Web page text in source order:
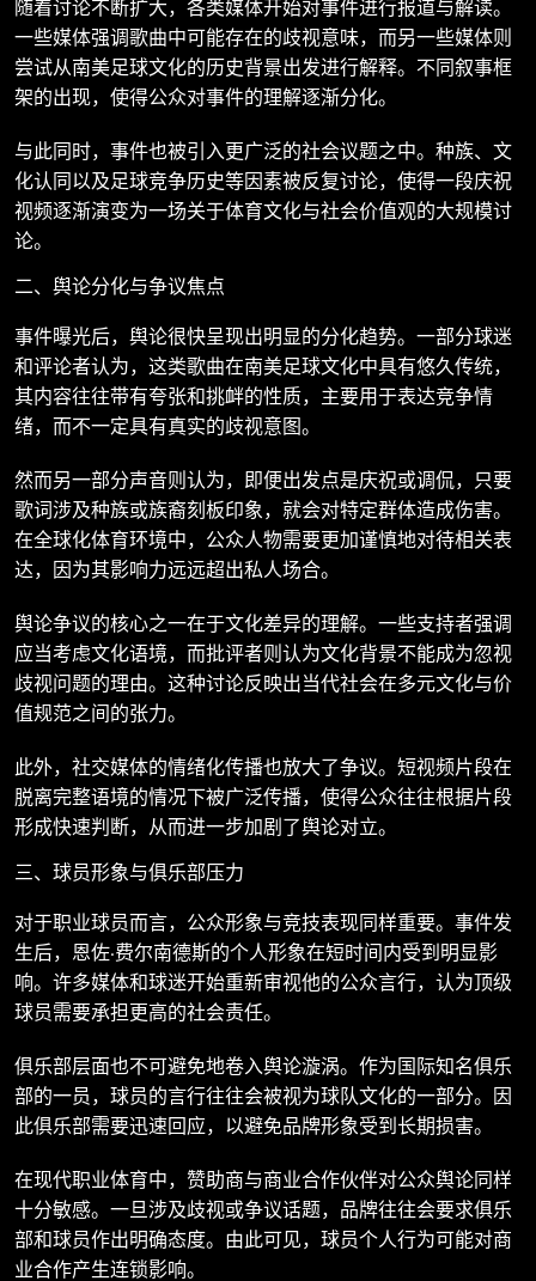
随着讨论不断扩大，各类媒体开始对事件进行报道与解读。
一些媒体强调歌曲中可能存在的歧视意味，而另一些媒体则
尝试从南美足球文化的历史背景出发进行解释。不同叙事框
架的出现，使得公众对事件的理解逐渐分化。
与此同时，事件也被引入更广泛的社会议题之中。种族、文
化认同以及足球竞争历史等因素被反复讨论，使得一段庆祝
视频逐渐演变为一场关于体育文化与社会价值观的大规模讨
论。
二、舆论分化与争议焦点
事件曝光后，舆论很快呈现出明显的分化趋势。一部分球迷
和评论者认为，这类歌曲在南美足球文化中具有悠久传统，
其内容往往带有夸张和挑衅的性质，主要用于表达竞争情
绪，而不一定具有真实的歧视意图。
然而另一部分声音则认为，即便出发点是庆祝或调侃，只要
歌词涉及种族或族裔刻板印象，就会对特定群体造成伤害。
在全球化体育环境中，公众人物需要更加谨慎地对待相关表
达，因为其影响力远远超出私人场合。
舆论争议的核心之一在于文化差异的理解。一些支持者强调
应当考虑文化语境，而批评者则认为文化背景不能成为忽视
歧视问题的理由。这种讨论反映出当代社会在多元文化与价
值规范之间的张力。
此外，社交媒体的情绪化传播也放大了争议。短视频片段在
脱离完整语境的情况下被广泛传播，使得公众往往根据片段
形成快速判断，从而进一步加剧了舆论对立。
三、球员形象与俱乐部压力
对于职业球员而言，公众形象与竞技表现同样重要。事件发
生后，恩佐·费尔南德斯的个人形象在短时间内受到明显影
响。许多媒体和球迷开始重新审视他的公众言行，认为顶级
球员需要承担更高的社会责任。
俱乐部层面也不可避免地卷入舆论漩涡。作为国际知名俱乐
部的一员，球员的言行往往会被视为球队文化的一部分。因
此俱乐部需要迅速回应，以避免品牌形象受到长期损害。
在现代职业体育中，赞助商与商业合作伙伴对公众舆论同样
十分敏感。一旦涉及歧视或争议话题，品牌往往会要求俱乐
部和球员作出明确态度。由此可见，球员个人行为可能对商
业合作产生连锁影响。